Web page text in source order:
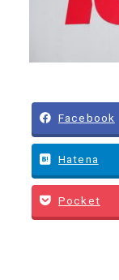
Facebook
Hatena
Pocket